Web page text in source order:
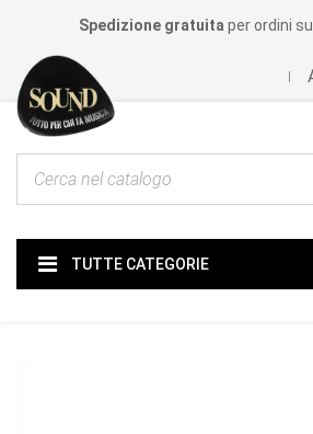
Spedizione gratuita per ordini
TUTTE CATEGORIE